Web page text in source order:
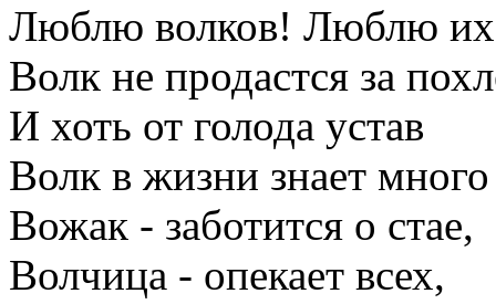
Люблю волков! Люблю их
Волк не продастся за
И хоть от голода устав
Волк в жизни знает
Вожак - заботится о стае,
Волчица - опекает всех,